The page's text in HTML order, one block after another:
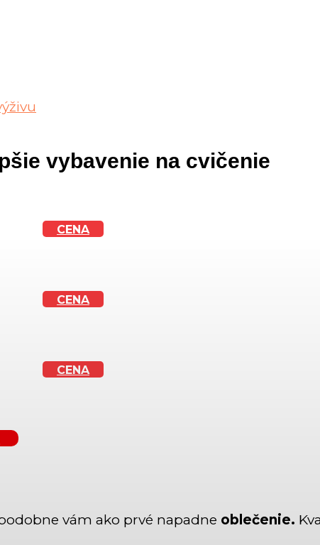
vybavenie na cvičenie
CENA
CENA
CENA
vám ako prvé napadne oblečenie.